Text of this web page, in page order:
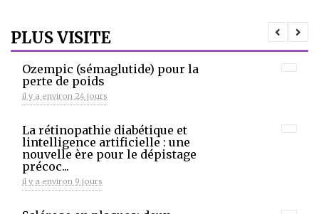
PLUS VISITE
Ozempic (sémaglutide) pour la
perte de poids
il y a environ 24 jours
La rétinopathie diabétique et
lintelligence artificielle : une
nouvelle ère pour le dépistage
précoc...
il y a environ 9 jours